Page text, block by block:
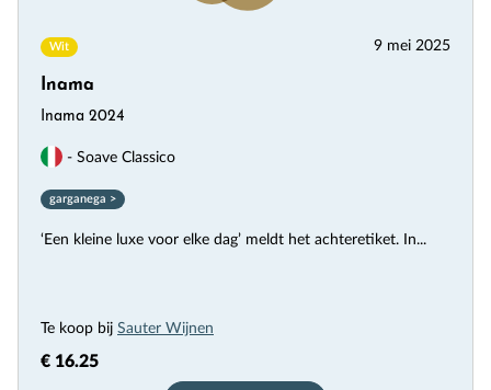
Wit 9 mei 2025
Inama
Inama 2024
- Soave Classico
garganega >
‘Een kleine luxe voor elke dag’ meldt het achteretiket. In...
Te koop bij Sauter Wijnen
€ 16.25